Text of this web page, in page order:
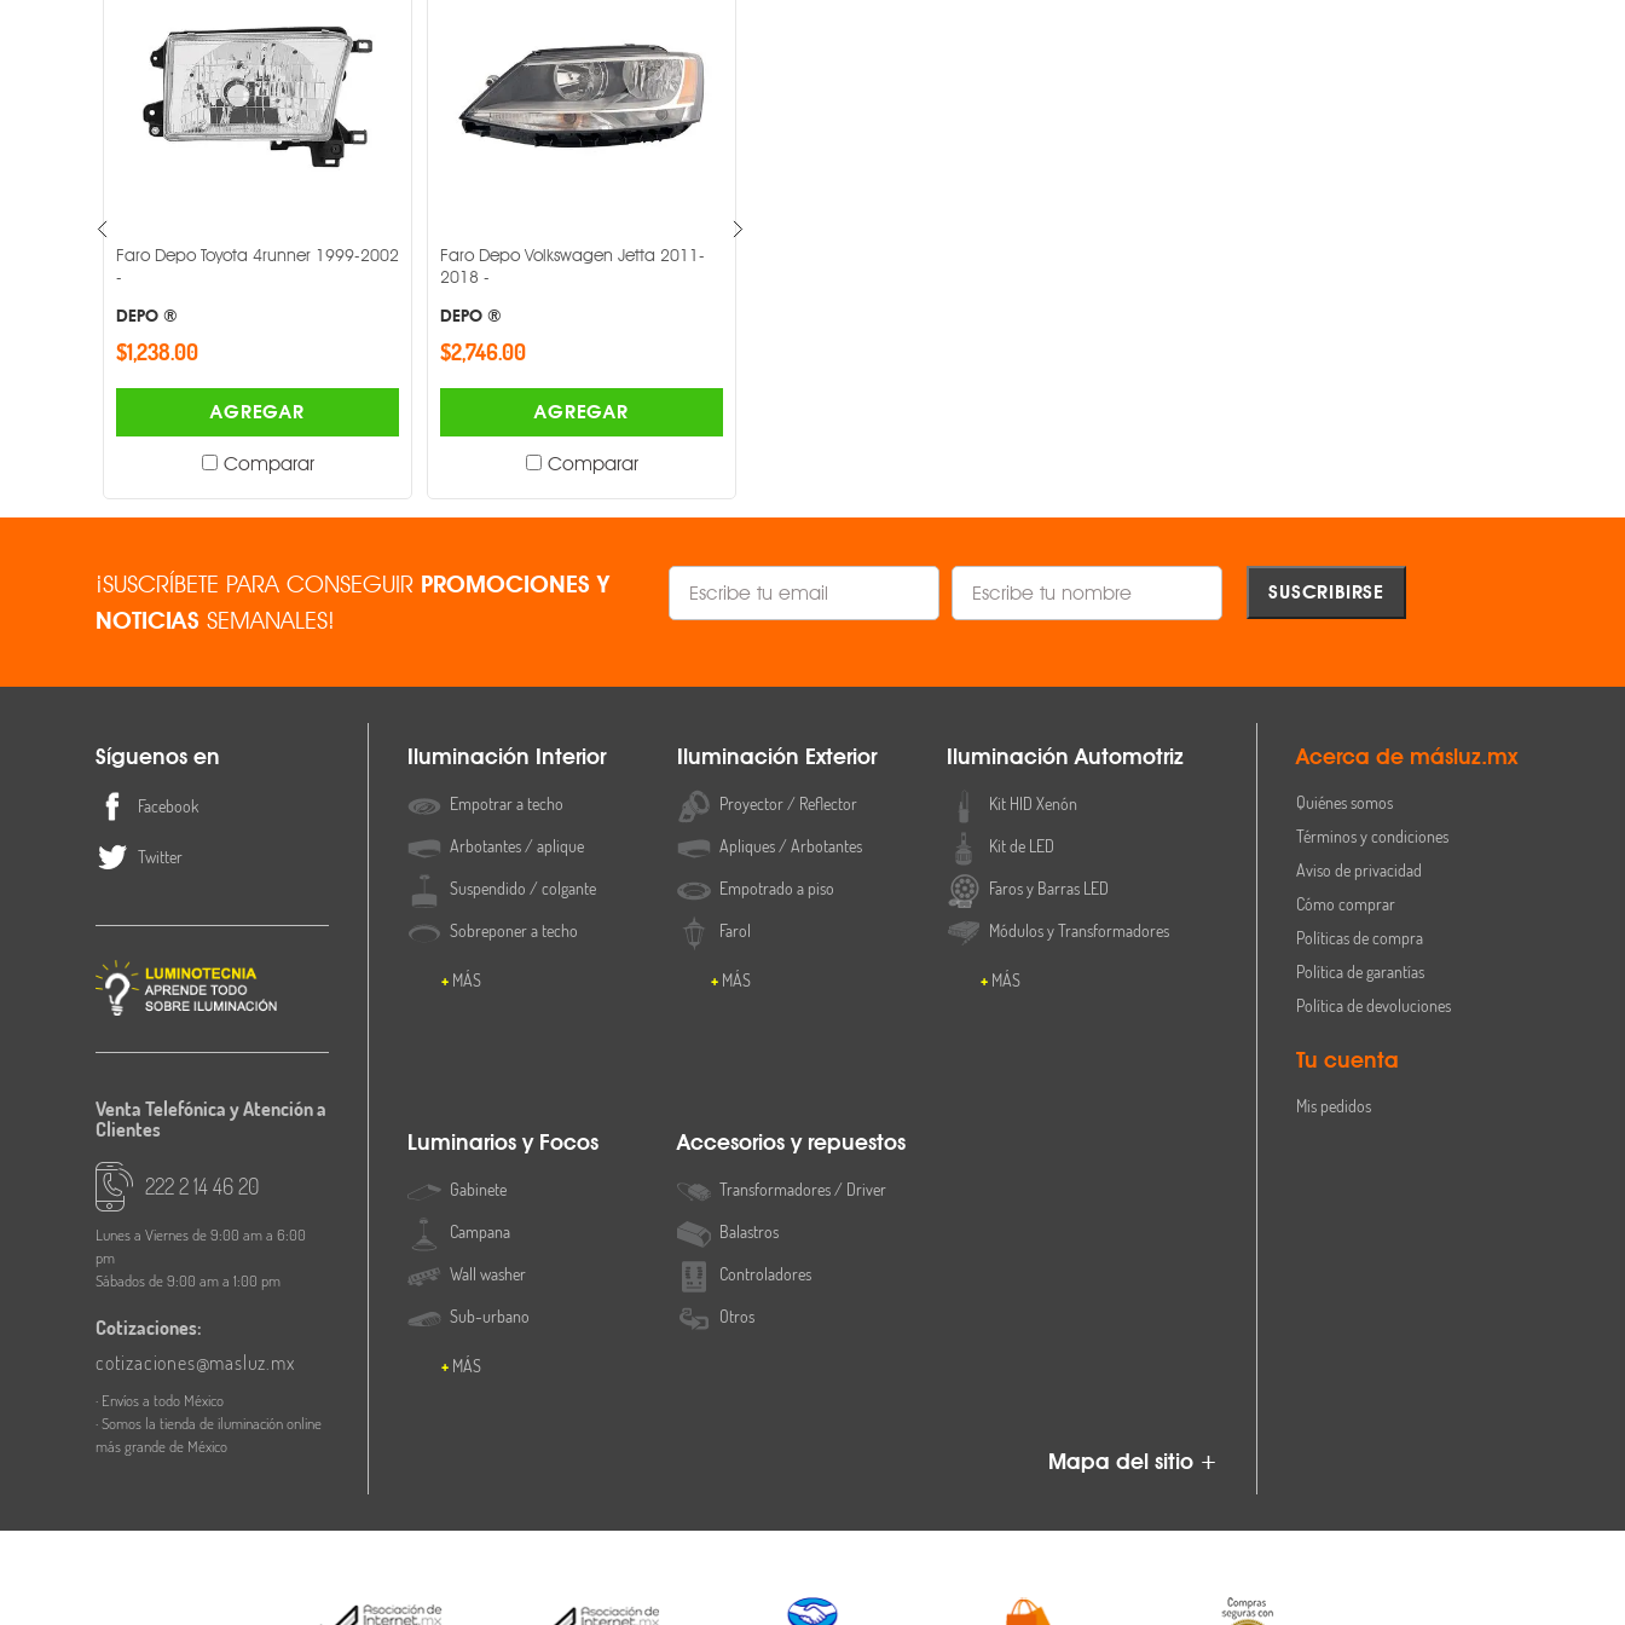
Faro Depo Toyota 4runner 1999-2002
-
DEPO ®
$1,238.00
AGREGAR
Comparar
Faro Depo Volkswagen Jetta 2011-
2018 -
DEPO ®
$2,746.00
AGREGAR
Comparar
¡SUSCRÍBETE PARA CONSEGUIR PROMOCIONES Y
NOTICIAS SEMANALES!
Síguenos en
Facebook
Twitter
Venta Telefónica y Atención a
Clientes
222 2 14 46 20
Lunes a Viernes de 9:00 am a 6:00
pm
Sábados de 9:00 am a 1:00 pm
Cotizaciones:
cotizaciones@masluz.mx
· Envíos a todo México
· Somos la tienda de iluminación online
más grande de México
Iluminación Interior
Empotrar a techo
Arbotantes / aplique
Suspendido / colgante
Sobreponer a techo
MÁS
Iluminación Exterior
Proyector / Reflector
Apliques / Arbotantes
Empotrado a piso
Farol
MÁS
Iluminación Automotriz
Kit HID Xenón
Kit de LED
Faros y Barras LED
Módulos y Transformadores
MÁS
Luminarios y Focos
Gabinete
Campana
Wall washer
Sub-urbano
MÁS
Accesorios y repuestos
Transformadores / Driver
Balastros
Controladores
Otros
Mapa del sitio +
Acerca de másluz.mx
Quiénes somos
Términos y condiciones
Aviso de privacidad
Cómo comprar
Políticas de compra
Política de garantías
Política de devoluciones
Tu cuenta
Mis pedidos